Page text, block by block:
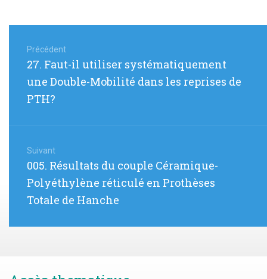
de
l’article
Précédent
Article
27. Faut-il utiliser systématiquement
une Double-Mobilité dans les reprises de
PTH?
Suivant
Article
:
005. Résultats du couple Céramique-
Polyéthylène réticulé en Prothèses
Totale de Hanche